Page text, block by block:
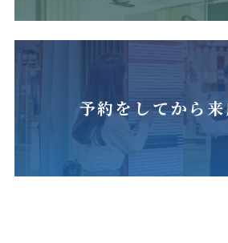
予約をしてから来